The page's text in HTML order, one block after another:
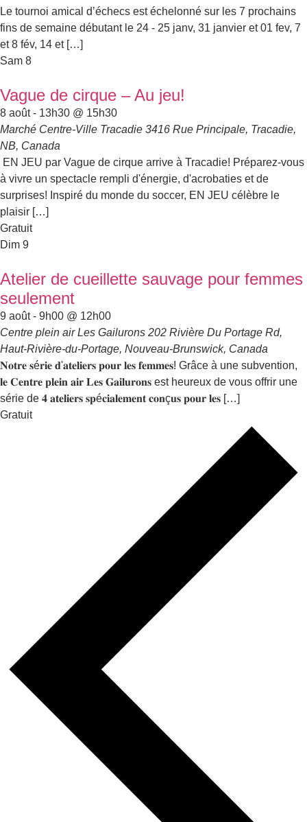
Le tournoi amical d’échecs est échelonné sur les 7 prochains
fins de semaine débutant le 24 - 25 janv, 31 janvier et 01 fev, 7
et 8 fév, 14 et […]
Sam 8
Vague de cirque – Au jeu!
8 août - 13h30 @ 15h30
Marché Centre-Ville Tracadie 3416 Rue Principale, Tracadie,
NB, Canada
EN JEU par Vague de cirque arrive à Tracadie! Préparez-vous
à vivre un spectacle rempli d'énergie, d'acrobaties et de
surprises! Inspiré du monde du soccer, EN JEU célèbre le
plaisir […]
Gratuit
Dim 9
Atelier de cueillette sauvage pour femmes
seulement
9 août - 9h00 @ 12h00
Centre plein air Les Gailurons 202 Rivière Du Portage Rd,
Haut-Rivière-du-Portage, Nouveau-Brunswick, Canada
𝐍𝐨𝐭𝐫𝐞 𝐬é𝐫𝐢𝐞 𝐝'𝐚𝐭𝐞𝐥𝐢𝐞𝐫𝐬 𝐩𝐨𝐮𝐫 𝐥𝐞𝐬 𝐟𝐞𝐦𝐦𝐞𝐬! Grâce à une subvention,
𝐥𝐞 𝐂𝐞𝐧𝐭𝐫𝐞 𝐩𝐥𝐞𝐢𝐧 𝐚𝐢𝐫 𝐋𝐞𝐬 𝐆𝐚𝐢𝐥𝐮𝐫𝐨𝐧𝐬 est heureux de vous offrir une
série de 𝟒 𝐚𝐭𝐞𝐥𝐢𝐞𝐫𝐬 𝐬𝐩é𝐜𝐢𝐚𝐥𝐞𝐦𝐞𝐧𝐭 𝐜𝐨𝐧ç𝐮𝐬 𝐩𝐨𝐮𝐫 𝐥𝐞𝐬 […]
Gratuit